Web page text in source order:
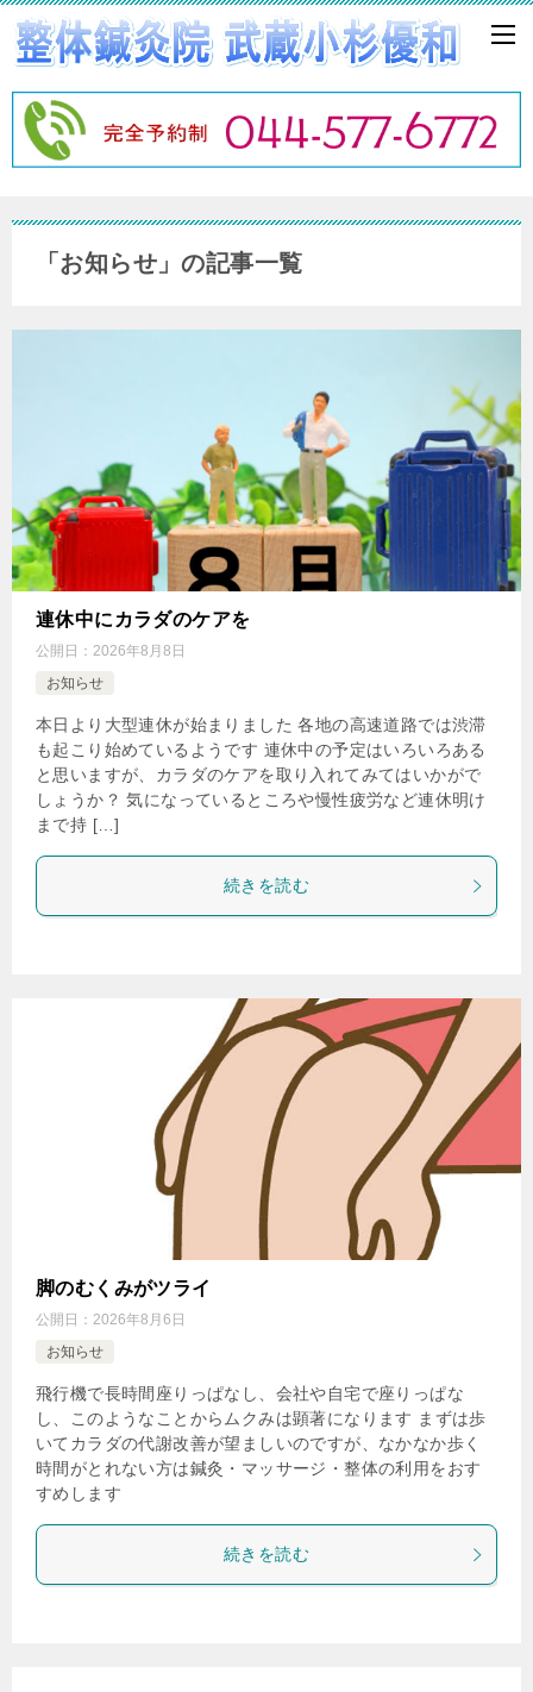
「お知らせ」の記事一覧
連休中にカラダのケアを
公開日： 2026年8月8日
お知らせ
本日より大型連休が始まりました 各地の高速道路では渋滞
も起こり始めているようです 連休中の予定はいろいろある
と思いますが、カラダのケアを取り入れてみてはいかがで
しょうか？ 気になっているところや慢性疲労など連休明け
まで持 […]
続きを読む
脚のむくみがツライ
公開日： 2026年8月6日
お知らせ
飛行機で長時間座りっぱなし、会社や自宅で座りっぱな
し、このようなことからムクみは顕著になります まずは歩
いてカラダの代謝改善が望ましいのですが、なかなか歩く
時間がとれない方は鍼灸・マッサージ・整体の利用をおす
すめします
続きを読む